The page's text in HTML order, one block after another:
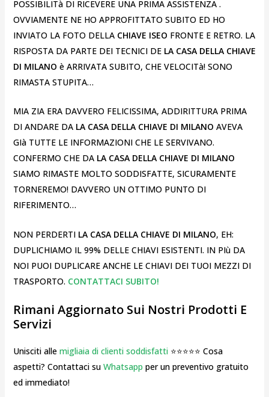
POSSIBILITà DI RICEVERE UNA PRIMA ASSISTENZA .
OVVIAMENTE NE HO APPROFITTATO SUBITO ED HO
INVIATO LA FOTO DELLA CHIAVE ISEO FRONTE E RETRO. LA
RISPOSTA DA PARTE DEI TECNICI DE LA CASA DELLA CHIAVE
DI MILANO è ARRIVATA SUBITO, CHE VELOCITà! SONO
RIMASTA STUPITA…
MIA ZIA ERA DAVVERO FELICISSIMA, ADDIRITTURA PRIMA
DI ANDARE DA LA CASA DELLA CHIAVE DI MILANO AVEVA
GIà TUTTE LE INFORMAZIONI CHE LE SERVIVANO.
CONFERMO CHE DA LA CASA DELLA CHIAVE DI MILANO
SIAMO RIMASTE MOLTO SODDISFATTE, SICURAMENTE
TORNEREMO! DAVVERO UN OTTIMO PUNTO DI
RIFERIMENTO…
NON PERDERTI LA CASA DELLA CHIAVE DI MILANO, EH:
DUPLICHIAMO IL 99% DELLE CHIAVI ESISTENTI. IN PIù DA
NOI PUOI DUPLICARE ANCHE LE CHIAVI DEI TUOI MEZZI DI
TRASPORTO. CONTATTACI SUBITO!
Rimani Aggiornato Sui Nostri Prodotti E
Servizi
Unisciti alle migliaia di clienti soddisfatti⭐⭐⭐⭐⭐ Cosa
aspetti? Contattaci su Whatsapp per un preventivo gratuito
ed immediato!